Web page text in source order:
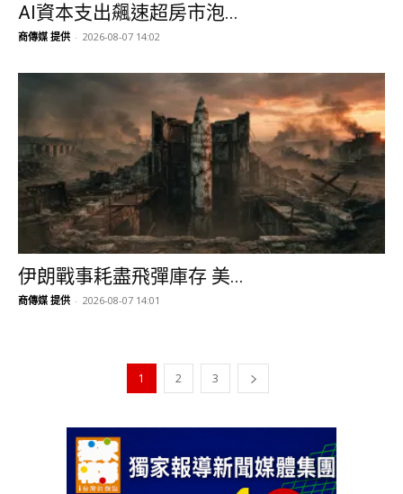
AI資本支出飆速超房市泡...
商傳媒 提供 - 2026-08-07 14:02
伊朗戰事耗盡飛彈庫存 美...
商傳媒 提供 - 2026-08-07 14:01
1 2 3